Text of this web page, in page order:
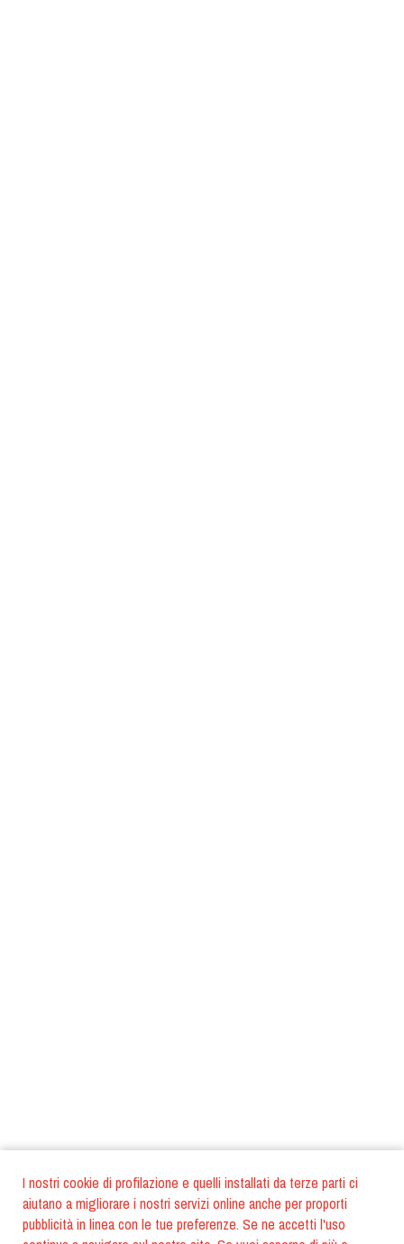
I nostri cookie di profilazione e quelli installati da terze parti ci
aiutano a migliorare i nostri servizi online anche per proporti
pubblicità in linea con le tue preferenze. Se ne accetti l'uso